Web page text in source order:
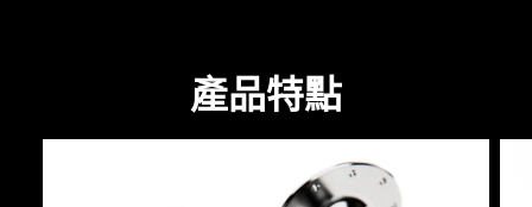
產品特點